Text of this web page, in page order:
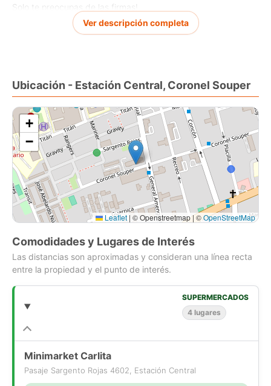
Solo te preocupas de las firmas!
Departamento en venta, ubicado en la comuna de Estación
Sus principales características son:
2 dormitorios
2 baños
Admite mascotas
Cocina amoblada
Año de construcción: 2022
Conexión a lavadora
Además, el inmueble cuenta con las siguientes amenidades:
Ascensor
Gimnasio
Lavandería
Quincho
Si compras con nosotros, te brindamos asesoría personalizada
durante todo el proceso.
Más que una corredora, somos Houm.
*Aplican T&C
Ver descripción completa
Ubicación - Estación Central, Coronel Souper
+
−
Leaflet | © Openstreetmap | ©OpenStreetMap
Comodidades y Lugares de Interés
Las distancias son aproximadas y consideran una línea recta
entre la propiedad y el punto de interés.
SUPERMERCADOS
4 lugares
Minimarket Carlita
Pasaje Sargento Rojas 4602, Estación Central